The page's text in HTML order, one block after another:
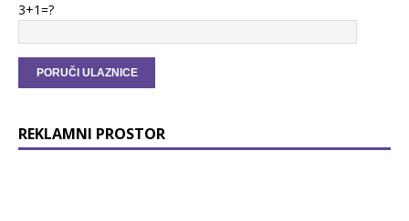
3+1=?
REKLAMNI PROSTOR